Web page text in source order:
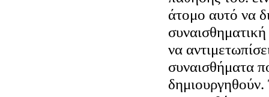
άτομο αυτό να
να
συναισθήματα